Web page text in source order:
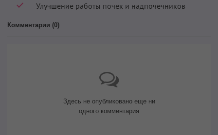
Улучшение работы почек и надпочечников
Комментарии (0)
Здесь не опубликовано еще ни
одного комментария